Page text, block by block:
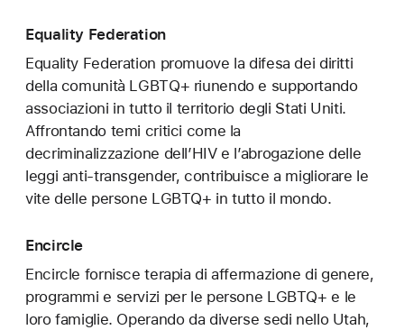
Equality Federation
Equality Federation promuove la difesa dei diritti
della comunità LGBTQ+ riunendo e supportando
associazioni in tutto il territorio degli Stati Uniti.
Affrontando temi critici come la
decriminalizzazione dell’HIV e l’abrogazione delle
leggi anti‑transgender, contribuisce a migliorare le
vite delle persone LGBTQ+ in tutto il mondo.
Encircle
Encircle fornisce terapia di affermazione di genere,
programmi e servizi per le persone LGBTQ+ e le
loro famiglie. Operando da diverse sedi nello Utah,